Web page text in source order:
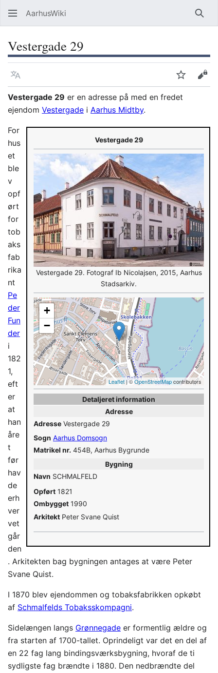
AarhusWiki Søg
Vestergade 29
Sprog OvervågVis
Vestergade 29 er en adresse på med en fredet
ejendom Vestergade i Aarhus Midtby.
Vestergade 29
Vestergade 29. Fotograf Ib Nicolajsen, 2015, Aarhus
Stadsarkiv.
+
−
Leaflet| ©OpenStreetMapcontributors
Detaljeret information
Adresse
Adresse Vestergade 29
Sogn Aarhus Domsogn
Matrikel nr. 454B, Aarhus Bygrunde
Bygning
Navn SCHMALFELD
Opført 1821
Ombygget 1990
Arkitekt Peter Svane Quist
For
hus
et
ble
v
opf
ørt
for
tob
aks
fab
rika
nt
Pe
der
Fun
der
i
182
1,
eft
er
at
han
åre
t
før
hav
de
erh
ver
vet
går
den
. Arkitekten bag bygningen antages at være Peter
Svane Quist.
I 1870 blev ejendommen og tobaksfabrikken opkøbt
af Schmalfelds Tobaksskompagni.
Sidelængen langs Grønnegade er formentlig ældre og
fra starten af 1700-tallet. Oprindeligt var det en del af
en 22 fag lang bindingsværksbygning, hvoraf de ti
sydligste fag brændte i 1880. Den nedbrændte del